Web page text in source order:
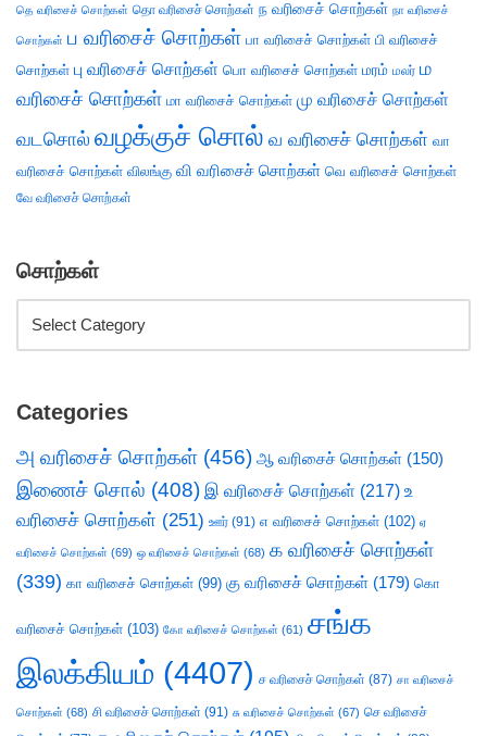
தெ வரிசைச் சொற்கள் தொ வரிசைச் சொற்கள் ந வரிசைச் சொற்கள் நா வரிசைச்
சொற்கள் ப வரிசைச் சொற்கள் பா வரிசைச் சொற்கள் பி வரிசைச்
சொற்கள் பு வரிசைச் சொற்கள் பொ வரிசைச் சொற்கள் மரம் மலர் ம
வரிசைச் சொற்கள் மா வரிசைச் சொற்கள் மு வரிசைச் சொற்கள்
வடசொல் வழக்குச் சொல் வ வரிசைச் சொற்கள் வா
வரிசைச் சொற்கள் விலங்கு வி வரிசைச் சொற்கள் வெ வரிசைச் சொற்கள்
வே வரிசைச் சொற்கள்
சொற்கள்
Categories
அ வரிசைச் சொற்கள் (456) ஆ வரிசைச் சொற்கள் (150)
இணைச் சொல் (408) இ வரிசைச் சொற்கள் (217) உ
வரிசைச் சொற்கள் (251) ஊர் (91) எ வரிசைச் சொற்கள் (102) ஏ
வரிசைச் சொற்கள் (69) ஒ வரிசைச் சொற்கள் (68) க வரிசைச் சொற்கள்
(339) கா வரிசைச் சொற்கள் (99) கு வரிசைச் சொற்கள் (179) கொ
வரிசைச் சொற்கள் (103) கோ வரிசைச் சொற்கள் (61) சங்க
இலக்கியம் (4407) ச வரிசைச் சொற்கள் (87) சா வரிசைச்
சொற்கள் (68) சி வரிசைச் சொற்கள் (91) சு வரிசைச் சொற்கள் (67) செ வரிசைச்